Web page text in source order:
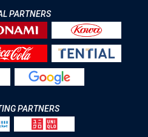
PARTNERS
PARTNERS